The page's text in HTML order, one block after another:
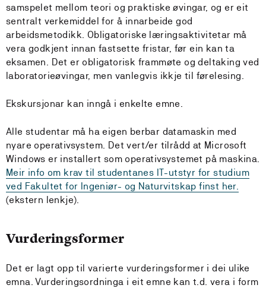
samspelet mellom teori og praktiske øvingar, og er eit
sentralt verkemiddel for å innarbeide god
arbeidsmetodikk. Obligatoriske læringsaktivitetar må
vera godkjent innan fastsette fristar, før ein kan ta
eksamen. Det er obligatorisk frammøte og deltaking ved
laboratorieøvingar, men vanlegvis ikkje til førelesing.
Ekskursjonar kan inngå i enkelte emne.
Alle studentar må ha eigen berbar datamaskin med
nyare operativsystem. Det vert/er tilrådd at Microsoft
Windows er installert som operativsystemet på maskina.
Meir info om krav til studentanes IT-utstyr for studium
ved Fakultet for Ingeniør- og Naturvitskap finst her.
(ekstern lenkje).
Vurderingsformer
Det er lagt opp til varierte vurderingsformer i dei ulike
emna. Vurderingsordninga i eit emne kan t.d. vera i form